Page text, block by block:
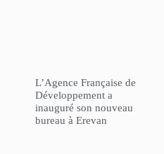
L’Agence Française de
Développement a
inauguré son nouveau
bureau à Erevan